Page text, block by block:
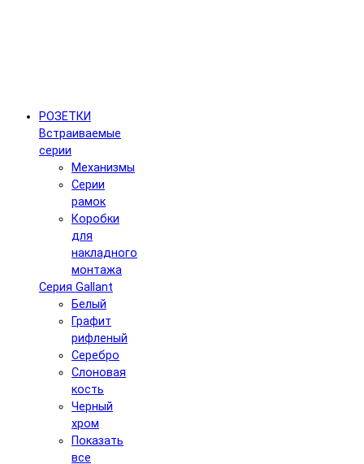
РОЗЕТКИ
Встраиваемые
серии
Механизмы
Серии
рамок
Коробки
для
накладного
монтажа
Серия Gallant
Белый
Графит
рифленый
Серебро
Слоновая
кость
Черный
хром
Показать
все